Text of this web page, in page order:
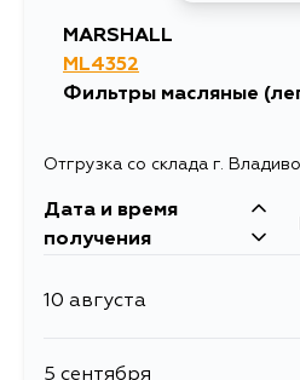
MARSHALL
ML4352
Фильтры масляные
Отгрузка со склада г.
Дата и время
получения
10 августа
5 сентября